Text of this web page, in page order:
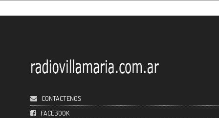
CONTACTENOS
FACEBOOK